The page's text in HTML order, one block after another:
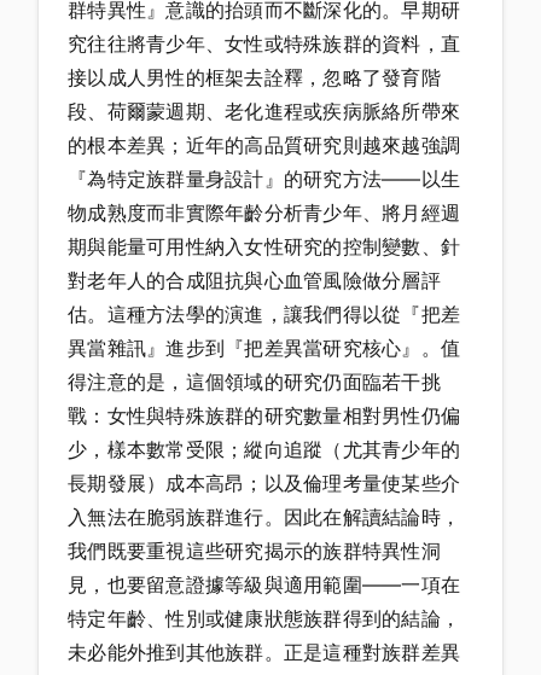
群特異性』意識的抬頭而不斷深化的。早期研
究往往將青少年、女性或特殊族群的資料，直
接以成人男性的框架去詮釋，忽略了發育階
段、荷爾蒙週期、老化進程或疾病脈絡所帶來
的根本差異；近年的高品質研究則越來越強調
『為特定族群量身設計』的研究方法——以生
物成熟度而非實際年齡分析青少年、將月經週
期與能量可用性納入女性研究的控制變數、針
對老年人的合成阻抗與心血管風險做分層評
估。這種方法學的演進，讓我們得以從『把差
異當雜訊』進步到『把差異當研究核心』。值
得注意的是，這個領域的研究仍面臨若干挑
戰：女性與特殊族群的研究數量相對男性仍偏
少，樣本數常受限；縱向追蹤（尤其青少年的
長期發展）成本高昂；以及倫理考量使某些介
入無法在脆弱族群進行。因此在解讀結論時，
我們既要重視這些研究揭示的族群特異性洞
見，也要留意證據等級與適用範圍——一項在
特定年齡、性別或健康狀態族群得到的結論，
未必能外推到其他族群。正是這種對族群差異